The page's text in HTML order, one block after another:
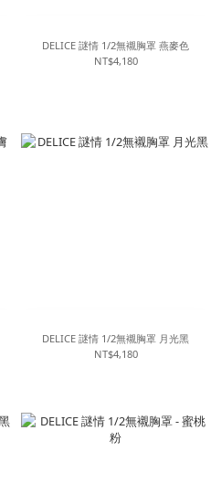
DELICE 謎情 1/2無襯胸罩 燕麥色
NT$4,180
DELICE 謎情 1/2無襯胸罩 月光黑
NT$4,180